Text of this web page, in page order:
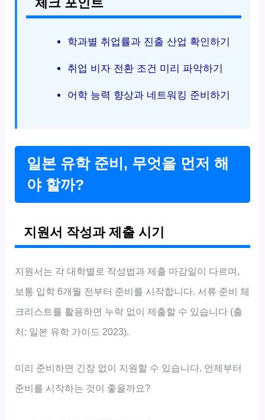
체크 포인트
학과별 취업률과 진출 산업 확인하기
취업 비자 전환 조건 미리 파악하기
어학 능력 향상과 네트워킹 준비하기
일본 유학 준비, 무엇을 먼저 해
야 할까?
지원서 작성과 제출 시기
지원서는 각 대학별로 작성법과 제출 마감일이 다르며,
보통 입학 6개월 전부터 준비를 시작합니다. 서류 준비 체
크리스트를 활용하면 누락 없이 제출할 수 있습니다 (출
처: 일본 유학 가이드 2023).
미리 준비하면 긴장 없이 지원할 수 있습니다. 언제부터
준비를 시작하는 것이 좋을까요?